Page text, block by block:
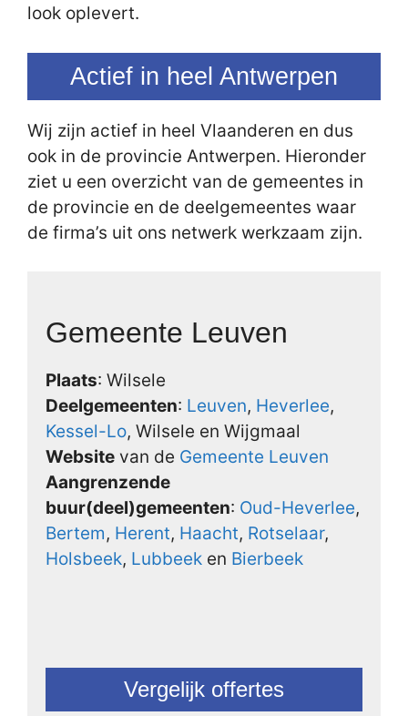
look oplevert.
Actief in heel Antwerpen
Wij zijn actief in heel Vlaanderen en dus
ook in de provincie Antwerpen. Hieronder
ziet u een overzicht van de gemeentes in
de provincie en de deelgemeentes waar
de firma’s uit ons netwerk werkzaam zijn.
Gemeente Leuven
Plaats: Wilsele
Deelgemeenten: Leuven, Heverlee,
Kessel-Lo, Wilsele en Wijgmaal
Website van de Gemeente Leuven
Aangrenzende
buur(deel)gemeenten: Oud-Heverlee,
Bertem, Herent, Haacht, Rotselaar,
Holsbeek, Lubbeek en Bierbeek
Vergelijk offertes